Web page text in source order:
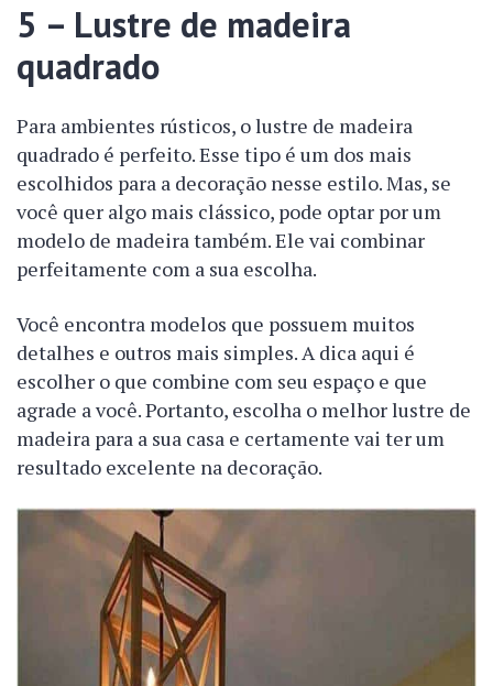
5 – Lustre de madeira
quadrado
Para ambientes rústicos, o lustre de madeira
quadrado é perfeito. Esse tipo é um dos mais
escolhidos para a decoração nesse estilo. Mas, se
você quer algo mais clássico, pode optar por um
modelo de madeira também. Ele vai combinar
perfeitamente com a sua escolha.
Você encontra modelos que possuem muitos
detalhes e outros mais simples. A dica aqui é
escolher o que combine com seu espaço e que
agrade a você. Portanto, escolha o melhor lustre de
madeira para a sua casa e certamente vai ter um
resultado excelente na decoração.